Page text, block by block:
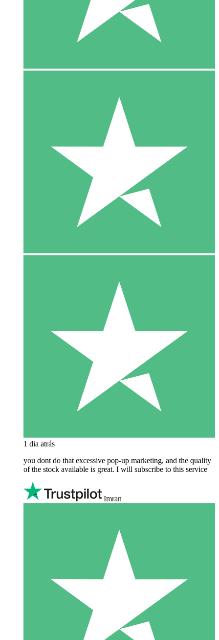
1 dia atrás
you dont do that excessive pop-up marketing, and the quality
of the stock available is great. I will subscribe to this service
Imran